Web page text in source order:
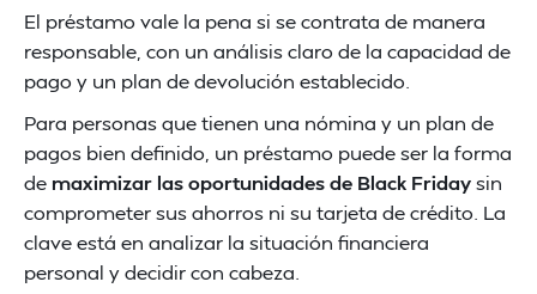
El préstamo vale la pena si se contrata de manera
responsable, con un análisis claro de la capacidad de
pago y un plan de devolución establecido.
Para personas que tienen una nómina y un plan de
pagos bien definido, un préstamo puede ser la forma
de maximizar las oportunidades de Black Fridaysin
comprometer sus ahorros ni su tarjeta de crédito. La
clave está en analizar la situación financiera
personal y decidir con cabeza.